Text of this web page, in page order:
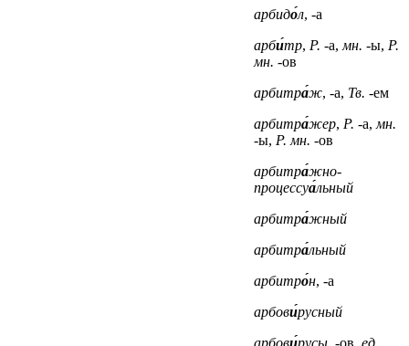
арбидо́л, -а
арби́тр, Р. -а, мн. -ы, Р.
мн. -ов
арбитра́ж, -а, Тв. -ем
арбитра́жер, Р. -а, мн.
-ы, Р. мн. -ов
арбитра́жно-
процессуа́льный
арбитра́жный
арбитра́льный
арбитро́н, -а
арбови́русный
арбови́русы, -ов, ед.